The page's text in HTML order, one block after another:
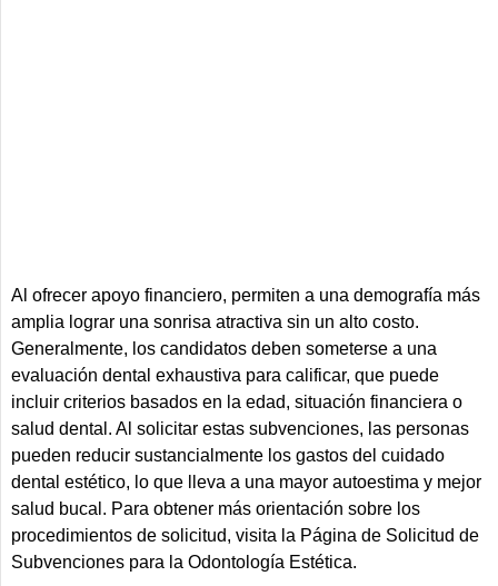
Al ofrecer apoyo financiero, permiten a una demografía más
amplia lograr una sonrisa atractiva sin un alto costo.
Generalmente, los candidatos deben someterse a una
evaluación dental exhaustiva para calificar, que puede
incluir criterios basados en la edad, situación financiera o
salud dental. Al solicitar estas subvenciones, las personas
pueden reducir sustancialmente los gastos del cuidado
dental estético, lo que lleva a una mayor autoestima y mejor
salud bucal. Para obtener más orientación sobre los
procedimientos de solicitud, visita la Página de Solicitud de
Subvenciones para la Odontología Estética.